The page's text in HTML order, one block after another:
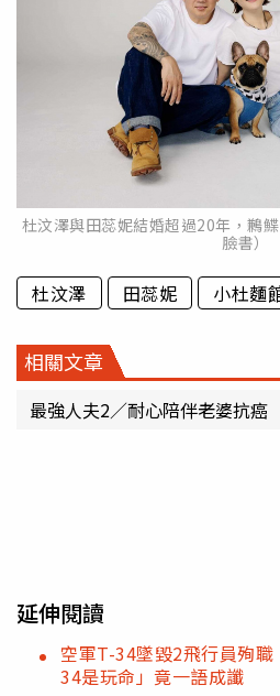
杜汶澤與田蕊妮結婚超過20年，鶼
臉書）
杜汶澤 田蕊妮 小杜麵
相關文章
最強人夫2／耐心陪伴老婆抗
延伸閱讀
空軍T-34墜毀2飛行員殉
34是玩命」竟一語成讖